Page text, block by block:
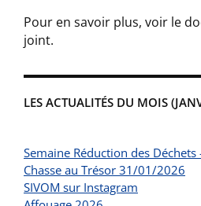
Pour en savoir plus, voir le
joint.
LES ACTUALITÉS DU MOIS
Semaine Réduction des Déchets
Chasse au Trésor 31/01/2026
SIVOM sur Instagram